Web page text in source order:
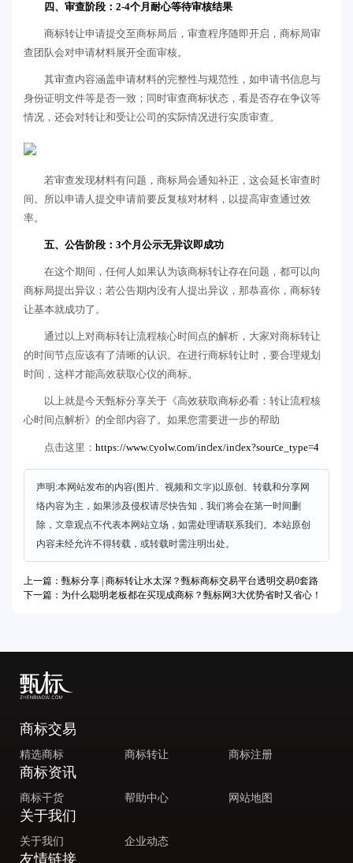
四、审查阶段：2-4个月耐心等待审核结果
商标转让申请提交至商标局后，审查程序随即开启，商标局审
查团队会对申请材料展开全面审核。
其审查内容涵盖申请材料的完整性与规范性，如申请书信息与
身份证明文件等是否一致；同时审查商标状态，看是否存在争议等
情况，还会对转让和受让公司的实际情况进行实质审查。
若审查发现材料有问题，商标局会通知补正，这会延长审查时
间。所以申请人提交申请前要反复核对材料，以提高审查通过效
率。
五、公告阶段：3个月公示无异议即成功
在这个期间，任何人如果认为该商标转让存在问题，都可以向
商标局提出异议；若公告期内没有人提出异议，那恭喜你，商标转
让基本就成功了。
通过以上对商标转让流程核心时间点的解析，大家对商标转让
的时间节点应该有了清晰的认识。在进行商标转让时，要合理规划
时间，这样才能高效获取心仪的商标。
以上就是今天甄标分享关于《高效获取商标必看：转让流程核
心时间点解析》的全部内容了。如果您需要进一步的帮助
点击这里： https://www.cyolw.com/index/index?source_type=4
声明:本网站发布的内容(图片、视频和文字)以原创、转载和分享网
络内容为主，如果涉及侵权请尽快告知，我们将会在第一时间删
除，文章观点不代表本网站立场，如需处理请联系我们。本站原创
内容未经允许不得转载，或转载时需注明出处。
上一篇：甄标分享 | 商标转让水太深？甄标商标交易平台透明交易0套路
下一篇：为什么聪明老板都在买现成商标？甄标网3大优势省时又省心！
商标交易
精选商标 商标转让 商标注册
商标资讯
商标干货 帮助中心 网站地图
关于我们
关于我们 企业动态
友情链接